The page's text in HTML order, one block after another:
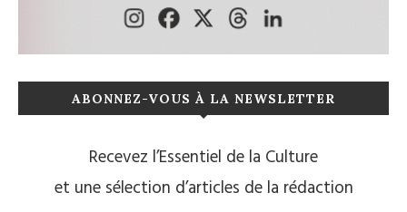
ABONNEZ-VOUS À LA NEWSLETTER
Recevez l’Essentiel de la Culture
et une sélection d’articles de la rédaction